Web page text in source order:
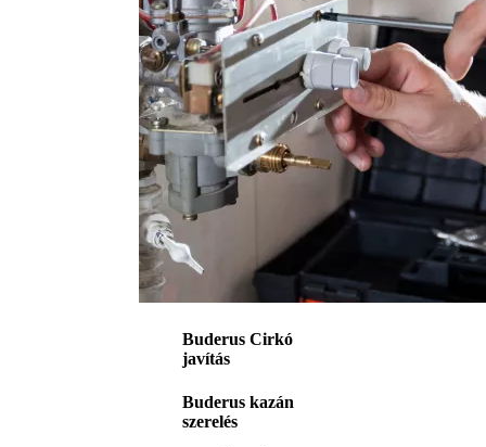
Buderus Cirkó
javítás
Buderus kazán
szerelés